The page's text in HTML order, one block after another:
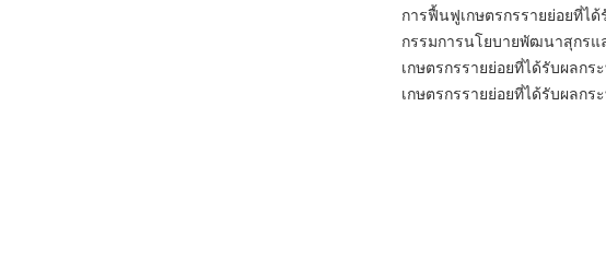
การฟื้นฟูเกษตรกรรายย่อยที่ไ
กรรมการนโยบายพัฒนาสุกร
เกษตรกรรายย่อยที่ได้รับผลก
เกษตรกรรายย่อยที่ได้รับผลก